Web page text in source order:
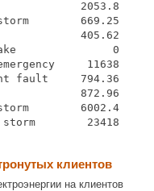
2053.8
669.25
405.62
0
11638
fault     794.36
872.96
6002.4
23418
клиентов
на клиентов